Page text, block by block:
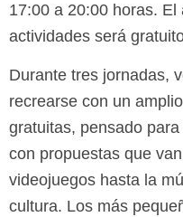
17:00 a 20:00 horas.
actividades será
Durante tres jornadas,
recrearse con un
gratuitas, pensado
con propuestas que
videojuegos hasta la
cultura. Los más